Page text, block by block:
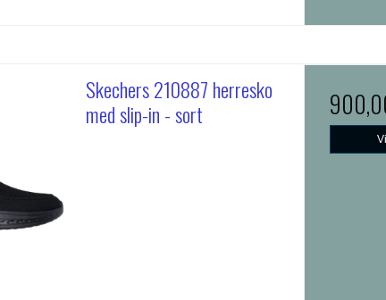
Skechers 210887 herresko
med slip-in - sort